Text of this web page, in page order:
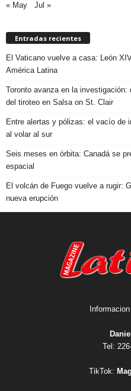
« May
Jul »
Entradas recientes
El Vaticano vuelve a casa: León
América Latina
Toronto avanza en la
del tiroteo en Salsa on St. Clair
Entre alertas y pólizas: el vacío de
al volar al sur
Seis meses en órbita: Canadá se
espacial
El volcán de Fuego vuelve a rugir:
nueva erupción
Tel:
TikTok: